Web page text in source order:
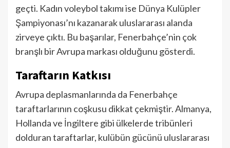
geçti. Kadın voleybol takımı ise Dünya Kulüpler
Şampiyonası’nı kazanarak uluslararası alanda
zirveye çıktı. Bu başarılar, Fenerbahçe’nin çok
branşlı bir Avrupa markası olduğunu gösterdi.
Taraftarın Katkısı
Avrupa deplasmanlarında da Fenerbahçe
taraftarlarının coşkusu dikkat çekmiştir. Almanya,
Hollanda ve İngiltere gibi ülkelerde tribünleri
dolduran taraftarlar, kulübün gücünü uluslararası